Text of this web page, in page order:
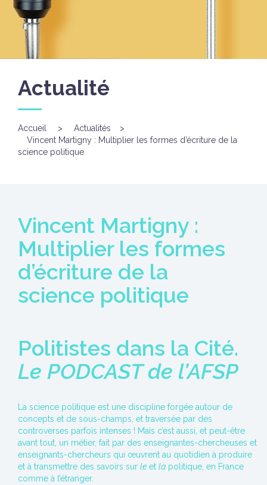
Actualité
Accueil > Actualités
>
Vincent Martigny : Multiplier les formes d’écriture de la
science politique
Vincent Martigny :
Multiplier les formes
d’écriture de la
science politique
Politistes dans la Cité.
Le PODCAST de l’AFSP
La science politique est une discipline forgée autour de
concepts et de sous-champs, et traversée par des
controverses parfois intenses ! Mais c’est aussi, et peut-être
avant tout, un métier, fait par des enseignantes-chercheuses et
enseignants-chercheurs qui œuvrent au quotidien à produire
et à transmettre des savoirs sur le et la politique, en France
comme à l’étranger.